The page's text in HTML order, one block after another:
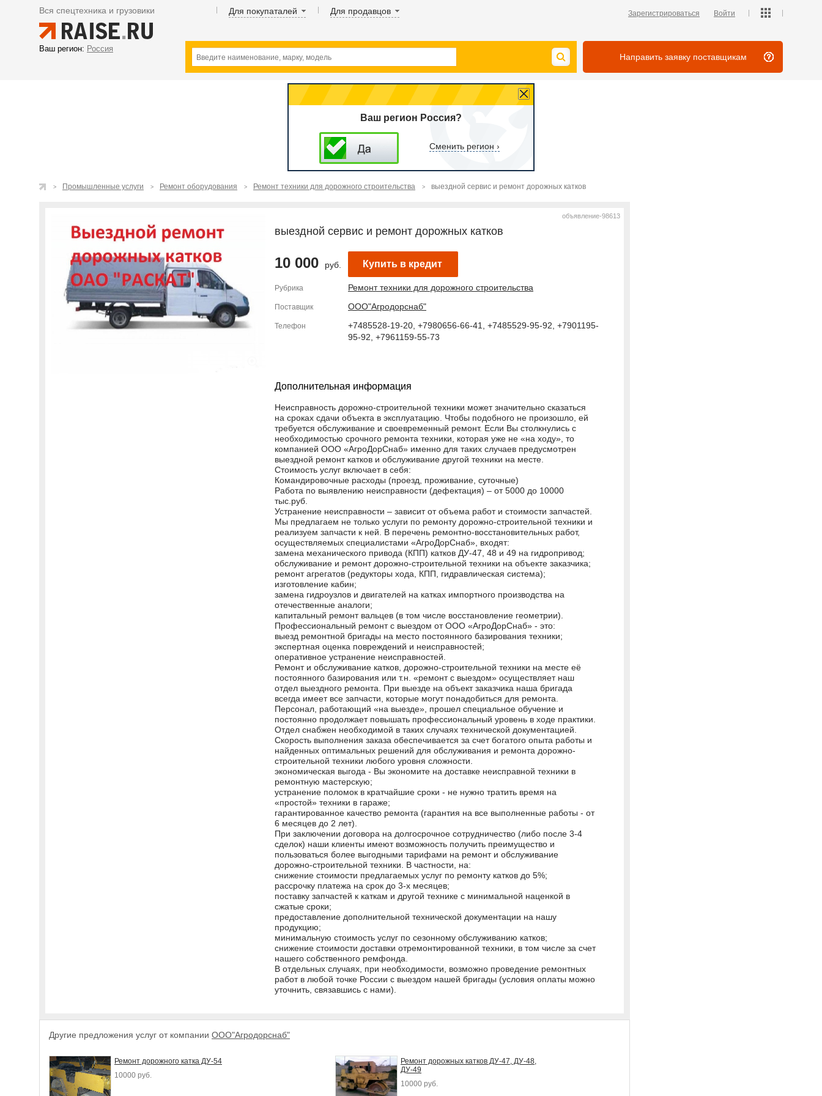
Вся спецтехника и грузовики Для покупаталей Для продавцов Зарегистрироваться Войти
Ваш регион: Россия
Направить заявку поставщикам
Ваш регион Россия?
Сменить регион ›
Промышленные услуги Ремонт оборудования Ремонт техники для дорожного строительства выездной сервис и ремонт дорожных катков
выездной сервис и ремонт дорожных катков
10 000 руб. Купить в кредит
Рубрика Ремонт техники для дорожного строительства
Поставщик ООО"Агродорснаб"
Телефон
+7485528-19-20, +7980656-66-41, +7485529-95-92, +7901195-
95-92, +7961159-55-73
Дополнительная информация
Неисправность дорожно-строительной техники может значительно сказаться
на сроках сдачи объекта в эксплуатацию. Чтобы подобного не произошло, ей
требуется обслуживание и своевременный ремонт. Если Вы столкнулись с
необходимостью срочного ремонта техники, которая уже не «на ходу», то
компанией ООО «АгроДорСнаб» именно для таких случаев предусмотрен
выездной ремонт катков и обслуживание другой техники на месте.
Стоимость услуг включает в себя:
Командировочные расходы (проезд, проживание, суточные)
Работа по выявлению неисправности (дефектация) – от 5000 до 10000
тыс.руб.
Устранение неисправности – зависит от объема работ и стоимости запчастей.
Мы предлагаем не только услуги по ремонту дорожно-строительной техники и
реализуем запчасти к ней. В перечень ремонтно-восстановительных работ,
осуществляемых специалистами «АгроДорСнаб», входят:
замена механического привода (КПП) катков ДУ-47, 48 и 49 на гидропривод;
обслуживание и ремонт дорожно-строительной техники на объекте заказчика;
ремонт агрегатов (редукторы хода, КПП, гидравлическая система);
изготовление кабин;
замена гидроузлов и двигателей на катках импортного производства на
отечественные аналоги;
капитальный ремонт вальцев (в том числе восстановление геометрии).
Профессиональный ремонт с выездом от ООО «АгроДорСнаб» - это:
выезд ремонтной бригады на место постоянного базирования техники;
экспертная оценка повреждений и неисправностей;
оперативное устранение неисправностей.
Ремонт и обслуживание катков, дорожно-строительной техники на месте её
постоянного базирования или т.н. «ремонт с выездом» осуществляет наш
отдел выездного ремонта. При выезде на объект заказчика наша бригада
всегда имеет все запчасти, которые могут понадобиться для ремонта.
Персонал, работающий «на выезде», прошел специальное обучение и
постоянно продолжает повышать профессиональный уровень в ходе практики.
Отдел снабжен необходимой в таких случаях технической документацией.
Скорость выполнения заказа обеспечивается за счет богатого опыта работы и
найденных оптимальных решений для обслуживания и ремонта дорожно-
строительной техники любого уровня сложности.
экономическая выгода - Вы экономите на доставке неисправной техники в
ремонтную мастерскую;
устранение поломок в кратчайшие сроки - не нужно тратить время на
«простой» техники в гараже;
гарантированное качество ремонта (гарантия на все выполненные работы - от
6 месяцев до 2 лет).
При заключении договора на долгосрочное сотрудничество (либо после 3-4
сделок) наши клиенты имеют возможность получить преимущество и
пользоваться более выгодными тарифами на ремонт и обслуживание
дорожно-строительной техники. В частности, на:
снижение стоимости предлагаемых услуг по ремонту катков до 5%;
рассрочку платежа на срок до 3-х месяцев;
поставку запчастей к каткам и другой технике с минимальной наценкой в
сжатые сроки;
предоставление дополнительной технической документации на нашу
продукцию;
минимальную стоимость услуг по сезонному обслуживанию катков;
снижение стоимости доставки отремонтированной техники, в том числе за счет
нашего собственного ремфонда.
В отдельных случаях, при необходимости, возможно проведение ремонтных
работ в любой точке России с выездом нашей бригады (условия оплаты можно
уточнить, связавшись с нами).
объявление-98613
Другие предложения услуг от компании ООО"Агродорснаб"
Ремонт дорожного катка ДУ-54
10000 руб.
Ремонт дорожных катков ДУ-47, ДУ-48,
ДУ-49
10000 руб.